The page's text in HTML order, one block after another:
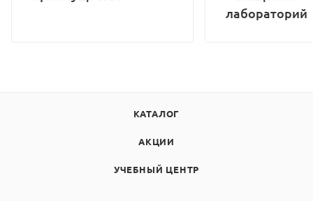
лабораторий
КАТАЛОГ
АКЦИИ
УЧЕБНЫЙ ЦЕНТР